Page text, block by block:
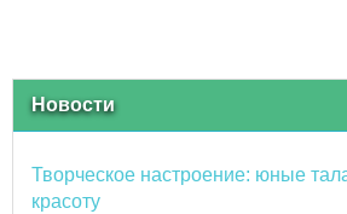
Новости
Творческое настроение: юные
красоту